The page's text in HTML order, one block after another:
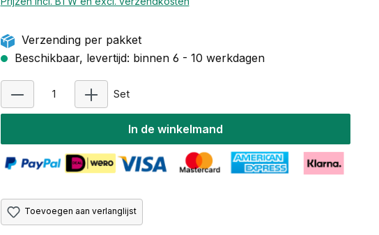
Verzending per pakket
Beschikbaar, levertijd: binnen 6 - 10 werkdagen
Set
In de winkelmand
Toevoegen aan verlanglijst